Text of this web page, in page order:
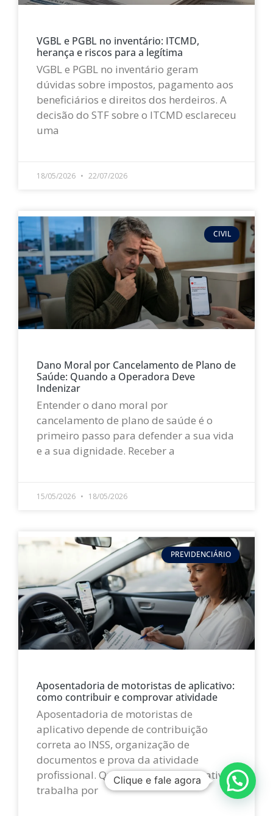
VGBL e PGBL no inventário: ITCMD,
herança e riscos para a legítima
VGBL e PGBL no inventário geram
dúvidas sobre impostos, pagamento aos
beneficiários e direitos dos herdeiros. A
decisão do STF sobre o ITCMD esclareceu
uma
18/05/2026 22/07/2026
CIVIL
Dano Moral por Cancelamento de Plano de
Saúde: Quando a Operadora Deve
Indenizar
Entender o dano moral por
cancelamento de plano de saúde é o
primeiro passo para defender a sua vida
e a sua dignidade. Receber a
15/05/2026 18/05/2026
PREVIDENCIÁRIO
Aposentadoria de motoristas de aplicativo:
como contribuir e comprovar atividade
Aposentadoria de motoristas de
aplicativo depende de contribuição
correta ao INSS, organização de
documentos e prova da atividade
profissional. Quem dirige por aplicativo
trabalha por
Clique e fale agora